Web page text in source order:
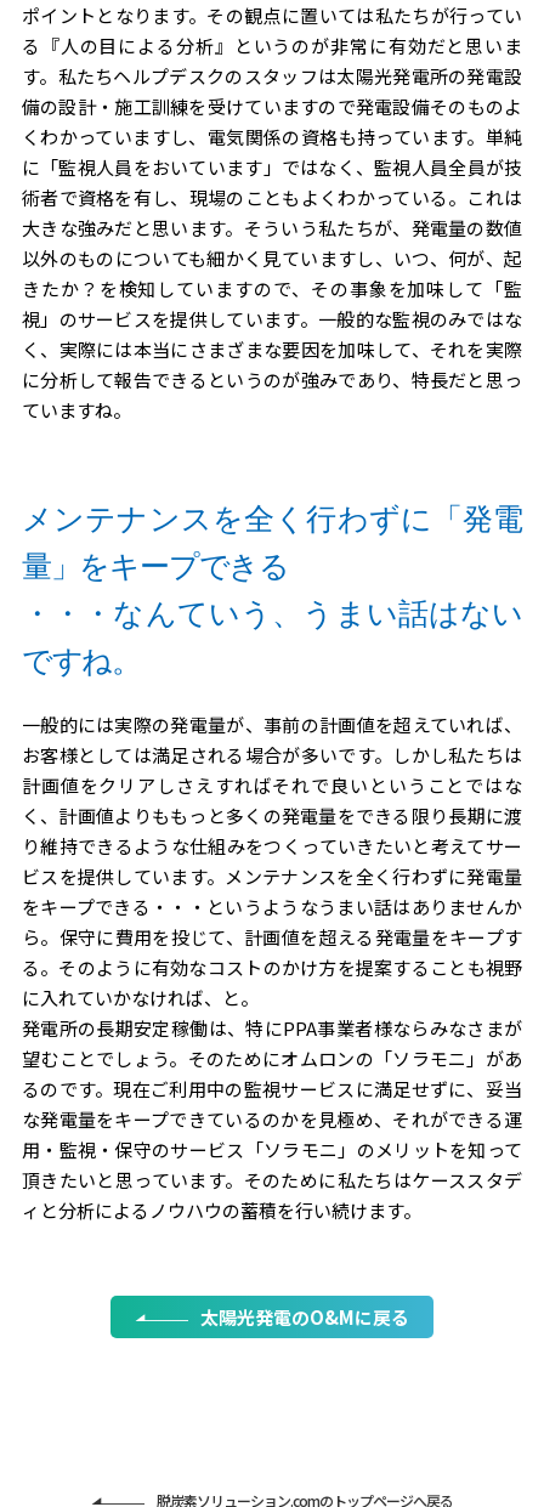
ポイントとなります。その観点に置いては私たちが行ってい
る『人の目による分析』というのが非常に有効だと思いま
す。私たちヘルプデスクのスタッフは太陽光発電所の発電設
備の設計・施工訓練を受けていますので発電設備そのものよ
くわかっていますし、電気関係の資格も持っています。単純
に「監視人員をおいています」ではなく、監視人員全員が技
術者で資格を有し、現場のこともよくわかっている。これは
大きな強みだと思います。そういう私たちが、発電量の数値
以外のものについても細かく見ていますし、いつ、何が、起
きたか？を検知していますので、その事象を加味して「監
視」のサービスを提供しています。一般的な監視のみではな
く、実際には本当にさまざまな要因を加味して、それを実際
に分析して報告できるというのが強みであり、特長だと思っ
ていますね。
メンテナンスを全く行わずに「発電
量」をキープできる
・・・なんていう、うまい話はない
ですね。
一般的には実際の発電量が、事前の計画値を超えていれば、
お客様としては満足される場合が多いです。しかし私たちは
計画値をクリアしさえすればそれで良いということではな
く、計画値よりももっと多くの発電量をできる限り長期に渡
り維持できるような仕組みをつくっていきたいと考えてサー
ビスを提供しています。メンテナンスを全く行わずに発電量
をキープできる・・・というようなうまい話はありませんか
ら。保守に費用を投じて、計画値を超える発電量をキープす
る。そのように有効なコストのかけ方を提案することも視野
に入れていかなければ、と。
発電所の長期安定稼働は、特にPPA事業者様ならみなさまが
望むことでしょう。そのためにオムロンの「ソラモニ」があ
るのです。現在ご利用中の監視サービスに満足せずに、妥当
な発電量をキープできているのかを見極め、それができる運
用・監視・保守のサービス「ソラモニ」のメリットを知って
頂きたいと思っています。そのために私たちはケーススタデ
ィと分析によるノウハウの蓄積を行い続けます。
太陽光発電のO&Mに戻る
脱炭素ソリューション.comのトップページへ戻る